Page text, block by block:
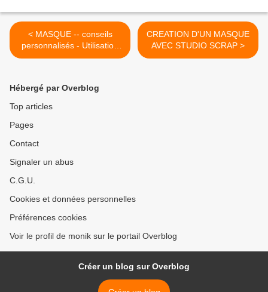
< MASQUE -- conseils
personnalisés - Utilisation
des masques - février 2016
CREATION D'UN MASQUE
AVEC STUDIO SCRAP >
Hébergé par Overblog
Top articles
Pages
Contact
Signaler un abus
C.G.U.
Cookies et données personnelles
Préférences cookies
Voir le profil de monik sur le portail Overblog
Créer un blog sur Overblog